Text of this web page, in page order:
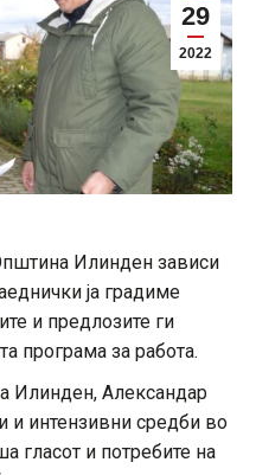
29
2022
Илинден зависи
ја градиме
и предлозите ги
програма за работа.
Илинден, Александар
и интензивни средби во
гласот и потребите на